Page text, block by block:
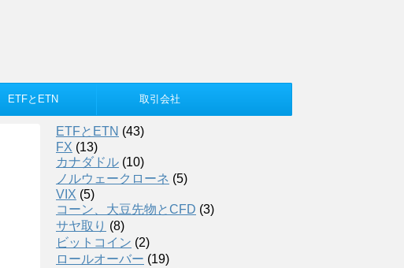
ETFとETN 取引会社
ETFとETN (43)
FX (13)
カナダドル (10)
ノルウェークローネ (5)
VIX (5)
コーン、大豆先物とCFD (3)
サヤ取り (8)
ビットコイン (2)
ロールオーバー (19)